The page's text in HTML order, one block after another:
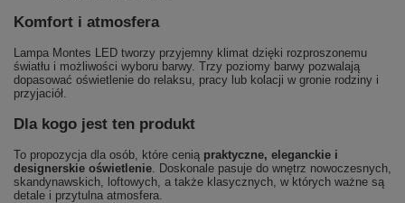
Komfort i atmosfera
Lampa Montes LED tworzy przyjemny klimat dzięki rozproszonemu
światłu i możliwości wyboru barwy. Trzy poziomy barwy pozwalają
dopasować oświetlenie do relaksu, pracy lub kolacji w gronie rodziny i
przyjaciół.
Dla kogo jest ten produkt
To propozycja dla osób, które cenią praktyczne, eleganckie i
designerskie oświetlenie. Doskonale pasuje do wnętrz nowoczesnych,
skandynawskich, loftowych, a także klasycznych, w których ważne są
detale i przytulna atmosfera.